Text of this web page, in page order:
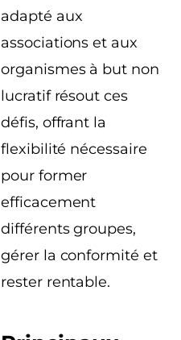
adapté aux
associations et aux
organismes à but non
lucratif résout ces
défis, offrant la
flexibilité nécessaire
pour former
efficacement
différents groupes,
gérer la conformité et
rester rentable.